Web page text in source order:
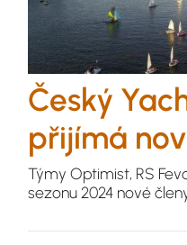
Český
přijímá
Týmy Optimist, RS
sezonu 2024 nové